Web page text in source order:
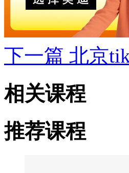
下一篇 北京
相关课程
推荐课程